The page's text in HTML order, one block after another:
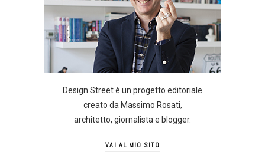
Design Street è un progetto editoriale
creato da Massimo Rosati,
architetto, giornalista e blogger.
VAI AL MIO SITO